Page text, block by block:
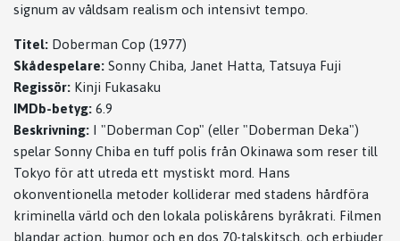
signum av våldsam realism och intensivt tempo.
Titel: Doberman Cop (1977)
Skådespelare: Sonny Chiba, Janet Hatta, Tatsuya Fuji
Regissör: Kinji Fukasaku
IMDb-betyg: 6.9
Beskrivning: I "Doberman Cop" (eller "Doberman Deka")
spelar Sonny Chiba en tuff polis från Okinawa som reser till
Tokyo för att utreda ett mystiskt mord. Hans
okonventionella metoder kolliderar med stadens hårdföra
kriminella värld och den lokala poliskårens byråkrati. Filmen
blandar action, humor och en dos 70-talskitsch, och erbjuder